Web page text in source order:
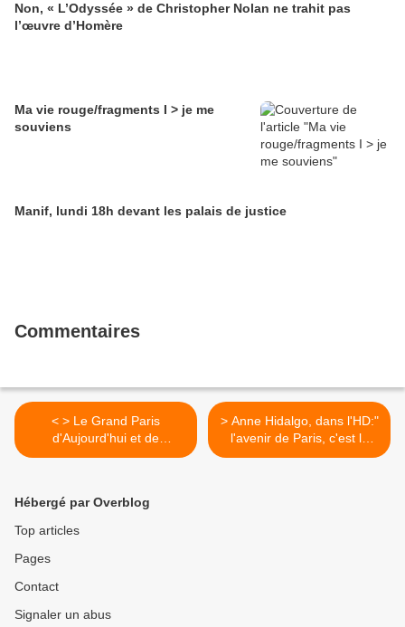
Non, « L’Odyssée » de Christopher Nolan ne trahit pas
l’œuvre d’Homère
Ma vie rouge/fragments I > je me
souviens
Manif, lundi 18h devant les palais de justice
Commentaires
< > Le Grand Paris
d'Aujourd'hui et de
Demain/AIGP et MUS
> Anne Hidalgo, dans l'HD:"
l'avenir de Paris, c'est le
Grand Paris " >
Hébergé par Overblog
Top articles
Pages
Contact
Signaler un abus